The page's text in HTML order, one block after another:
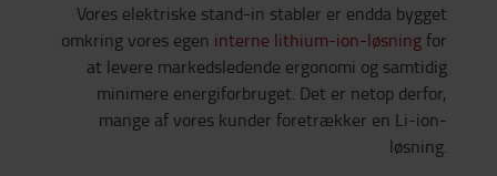
Vores elektriske stand-in stabler er endda bygget
omkring vores egen interne lithium-ion-løsningfor
at levere markedsledende ergonomi og samtidig
minimere energiforbruget. Det er netop derfor,
mange af vores kunder foretrækker en Li-ion-
løsning.